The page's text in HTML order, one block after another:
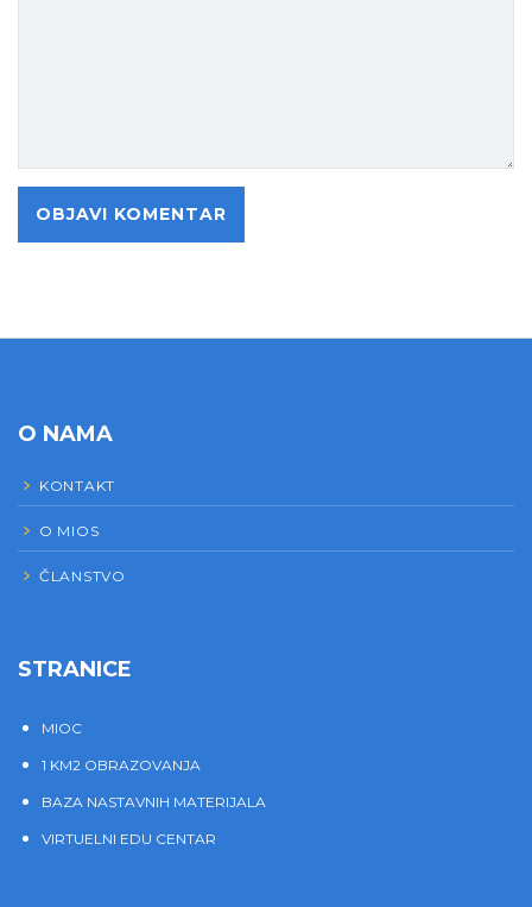
O NAMA
KONTAKT
O MIOS
ČLANSTVO
STRANICE
MIOC
1 KM2 OBRAZOVANJA
BAZA NASTAVNIH MATERIJALA
VIRTUELNI EDU CENTAR